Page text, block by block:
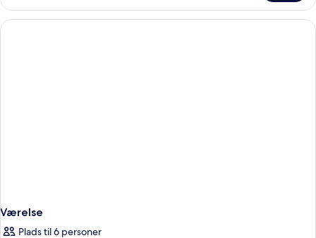
Værelse
Plads til 6 personer